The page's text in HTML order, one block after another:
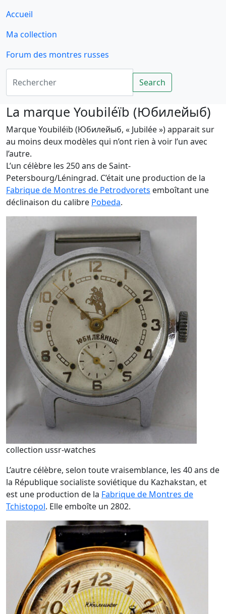
Accueil
Ma collection
Forum des montres russes
Rechercher
Search
La marque Youbiléïb (Юбилейыб)
Marque Youbiléïb (Юбилейыб, « Jubilée ») apparait sur
au moins deux modèles qui n’ont rien à voir l’un avec
l’autre.
L’un célèbre les 250 ans de Saint-
Petersbourg/Léningrad. C’était une production de la
Fabrique de Montres de Petrodvorets emboîtant une
déclinaison du calibre Pobeda.
collection ussr-watches
L’autre célèbre, selon toute vraisemblance, les 40 ans de
la République socialiste soviétique du Kazhakstan, et
est une production de la Fabrique de Montres de
Tchistopol. Elle emboîte un 2802.